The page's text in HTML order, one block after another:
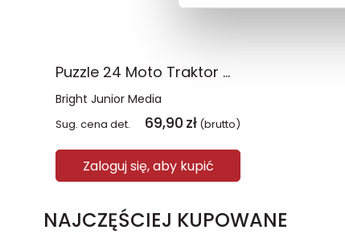
Puzzle 24 Moto Traktor CzuCzu
Bright Junior Media
Sug. cena det. 69,90 zł (brutto)
Zaloguj się, aby kupić
NAJCZĘŚCIEJ KUPOWANE